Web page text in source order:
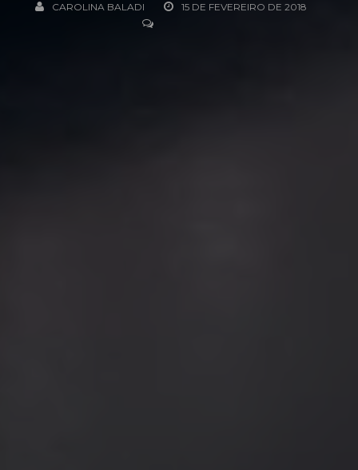
CAROLINA BALADI 15 DE FEVEREIRO DE 2018